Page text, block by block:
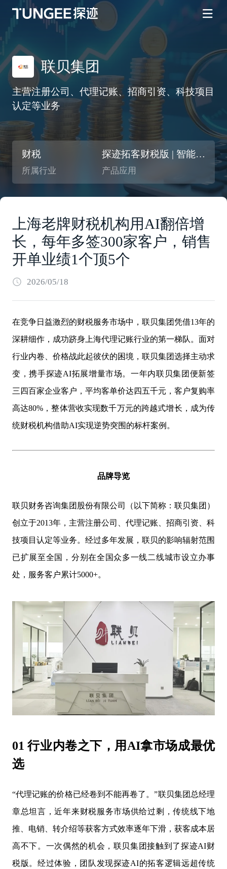
联贝集团
主营注册公司、代理记账、招商引资、科技项目
认定等业务
财税
所属行业
探迹拓客财税版 | 智能CRM
产品应用
上海老牌财税机构用AI翻倍增
长，每年多签300家客户，销售
开单业绩1个顶5个
2026/05/18
在竞争日益激烈的财税服务市场中，联贝集团凭借13年的
深耕细作，成功跻身上海代理记账行业的第一梯队。面对
行业内卷、价格战此起彼伏的困境，联贝集团选择主动求
变，携手探迹AI拓展增量市场。一年内联贝集团便新签
三四百家企业客户，平均客单价达四五千元，客户复购率
高达80%，整体营收实现数千万元的跨越式增长，成为传
统财税机构借助AI实现逆势突围的标杆案例。
品牌导览
联贝财务咨询集团股份有限公司（以下简称：联贝集团）
创立于2013年，主营注册公司、代理记账、招商引资、科
技项目认定等业务。经过多年发展，联贝的影响辐射范围
已扩展至全国，分别在全国众多一线二线城市设立办事
处，服务客户累计5000+。
01 行业内卷之下，用AI拿市场成最优
选
“代理记账的价格已经卷到不能再卷了。”联贝集团总经理
章总坦言，近年来财税服务市场供给过剩，传统线下地
推、电销、转介绍等获客方式效率逐年下滑，获客成本居
高不下。一次偶然的机会，联贝集团接触到了探迹AI财
税版。经过体验，团队发现探迹AI的拓客逻辑远超传统